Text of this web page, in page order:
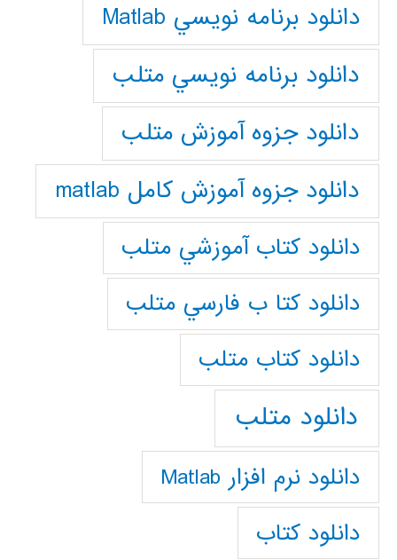
دانلود برنامه نويسي Matlab
دانلود برنامه نويسي متلب
دانلود جزوه آموزش متلب
دانلود جزوه آموزش کامل matlab
دانلود كتاب آموزشي متلب
دانلود كتا ب فارسي متلب
دانلود كتاب متلب
دانلود متلب
دانلود نرم افزار Matlab
دانلود کتاب